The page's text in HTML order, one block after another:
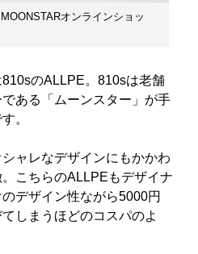
オンラインショッ
のALLPE。810sは老舗
ある「ムーンスター」が手
。
ャレなデザインにもかかわ
こちらのALLPEもデザイナ
デザイン性ながら5000円
しまうほどのコスパのよ